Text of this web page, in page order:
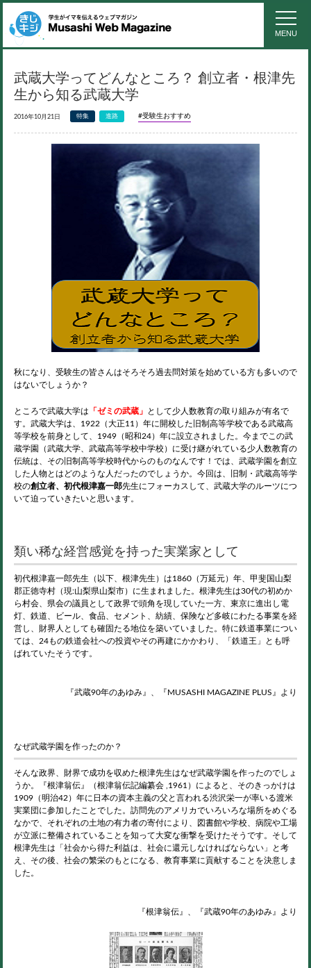
MENU
武蔵大学ってどんなところ？ 創立者・根津先
生から知る武蔵大学
2016年10月21日 特集 進路 #受験生おすすめ
秋になり、受験生の皆さんはそろそろ過去問対策を始めている方も多いので
はないでしょうか？
ところで武蔵大学は 「ゼミの武蔵」
として少人数教育の取り組みが有名で
す。武蔵大学は、1922（大正11）年に開校した旧制高等学校である武蔵高
等学校を前身として、1949（昭和24）年に設立されました。今までこの武
蔵学園（武蔵大学、武蔵高等学校中学校）に受け継がれている少人数教育の
伝統は、その旧制高等学校時代からのものなんです！では、武蔵学園を創立
した人物とはどのような人だったのでしょうか。今回は、旧制・武蔵高等学
校の創立者、初代根津嘉一郎先生にフォーカスして、武蔵大学のルーツにつ
いて迫っていきたいと思います。
類い稀な経営感覚を持った実業家として
初代根津嘉一郎先生（以下、根津先生）は1860（万延元）年、甲斐国山梨
郡正徳寺村（現:山梨県山梨市）に生まれました。根津先生は30代の初めか
ら村会、県会の議員として政界で頭角を現していた一方、東京に進出し電
灯、鉄道、ビール、食品、セメント、紡績、保険など多岐にわたる事業を経
営し、財界人としても確固たる地位を築いていました。特に鉄道事業につい
ては、24もの鉄道会社への投資やその再建にかかわり、「鉄道王」とも呼
ばれていたそうです。
『武蔵90年のあゆみ』、『MUSASHI MAGAZINE PLUS』より
なぜ武蔵学園を作ったのか？
そんな政界、財界で成功を収めた根津先生はなぜ武蔵学園を作ったのでしょ
うか。『根津翁伝』（根津翁伝記編纂会 ,1961）によると、そのきっかけは
1909（明治42）年に日本の資本主義の父と言われる渋沢栄一が率いる渡米
実業団に参加したことでした。訪問先のアメリカでいろいろな場所をめぐる
なかで、それぞれの土地の有力者の寄付により、図書館や学校、病院や工場
が立派に整備されていることを知って大変な衝撃を受けたそうです。そして
根津先生は「社会から得た利益は、社会に還元しなければならない」と考
え、その後、社会の繁栄のもとになる、教育事業に貢献することを決意しま
した。
『根津翁伝』、『武蔵90年のあゆみ』より